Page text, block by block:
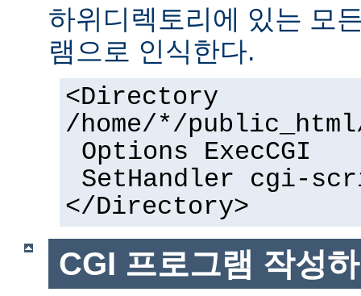
하위디렉토리에 있는 모
램으로 인식한다.
<Directory
/home/*/
Options ExecCGI
SetHandler cgi-
</Directory>
CGI 프로그램 작성